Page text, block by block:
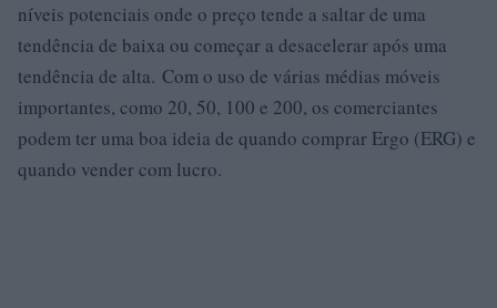
níveis potenciais onde o preço tende a saltar de uma
tendência de baixa ou começar a desacelerar após uma
tendência de alta. Com o uso de várias médias móveis
importantes, como 20, 50, 100 e 200, os comerciantes
podem ter uma boa ideia de quando comprar Ergo (ERG) e
quando vender com lucro.